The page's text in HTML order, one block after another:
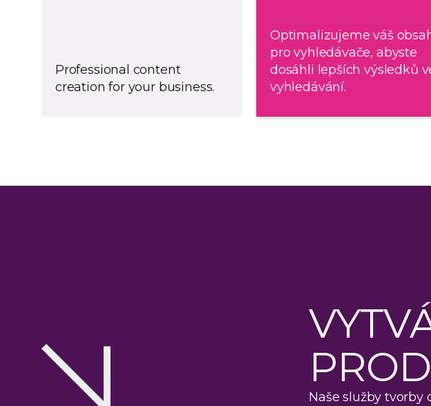
Professional content
creation for your business.
Optimalizujeme váš
pro vyhledávače, abyste
dosáhli lepších výsledků
vyhledávání.
Naše služby tvorby